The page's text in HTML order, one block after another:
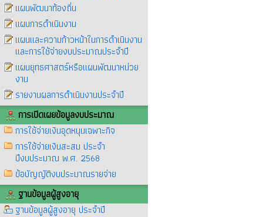
แผนพัฒนาท้องถิ่น
แผนการดำเนินงาน
แผนและความก้าวหน้าในการดำเนินงาน
และการใช้จ่ายงบประมาณประจำปี
แผนยุทธศาสตร์หรือแผนพัฒนาหน่วย
งาน
รายงานผลการดำเนินงานประจำปี
การเปิดเผยข้อมูลงบประมาณ
การใช้จ่ายเงินอุดหนุนเฉพาะกิจ
การใช้จ่ายเงินสะสม ประจำ
ปีงบประมาณ พ.ศ. 2568
ข้อบัญญัติงบประมาณรายจ่าย
ฐานข้อมูลผู้สูงอายุ
ฐานข้อมูลผู้สูงอายุ ประจำปี